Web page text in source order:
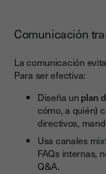
Comunicación
La comunicación
Para ser efectiva:
Diseña un plan
cómo, a quién)
directivos,
Usa canales
FAQs internas,
Q&A.